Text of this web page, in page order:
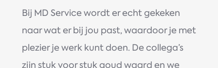
Bij MD Service wordt er echt gekeken
naar wat er bij jou past, waardoor je met
plezier je werk kunt doen. De collega’s
zijn stuk voor stuk goud waard en we